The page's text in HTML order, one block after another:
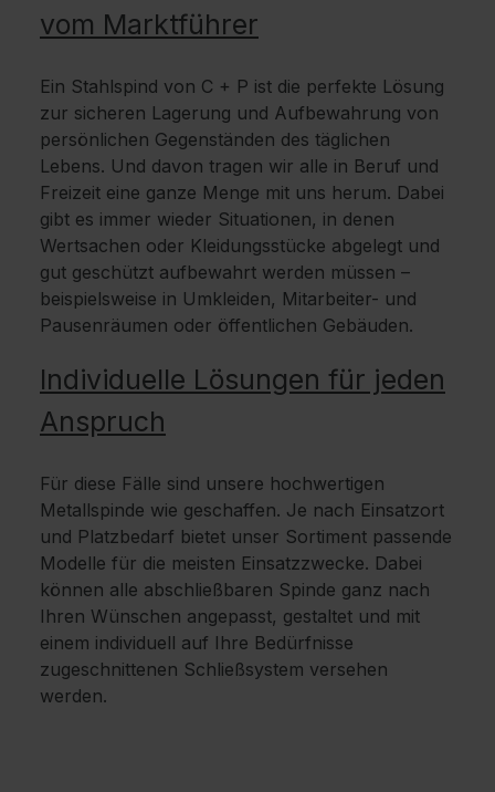
vom Marktführer
Ein Stahlspind von C + P ist die perfekte Lösung
zur sicheren Lagerung und Aufbewahrung von
persönlichen Gegenständen des täglichen
Lebens. Und davon tragen wir alle in Beruf und
Freizeit eine ganze Menge mit uns herum. Dabei
gibt es immer wieder Situationen, in denen
Wertsachen oder Kleidungsstücke abgelegt und
gut geschützt aufbewahrt werden müssen –
beispielsweise in Umkleiden, Mitarbeiter- und
Pausenräumen oder öffentlichen Gebäuden.
Individuelle Lösungen für jeden
Anspruch
Für diese Fälle sind unsere hochwertigen
Metallspinde wie geschaffen. Je nach Einsatzort
und Platzbedarf bietet unser Sortiment passende
Modelle für die meisten Einsatzzwecke. Dabei
können alle abschließbaren Spinde ganz nach
Ihren Wünschen angepasst, gestaltet und mit
einem individuell auf Ihre Bedürfnisse
zugeschnittenen Schließsystem versehen
werden.